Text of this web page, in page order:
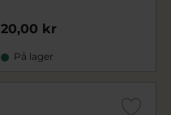
20,00 kr
På lager